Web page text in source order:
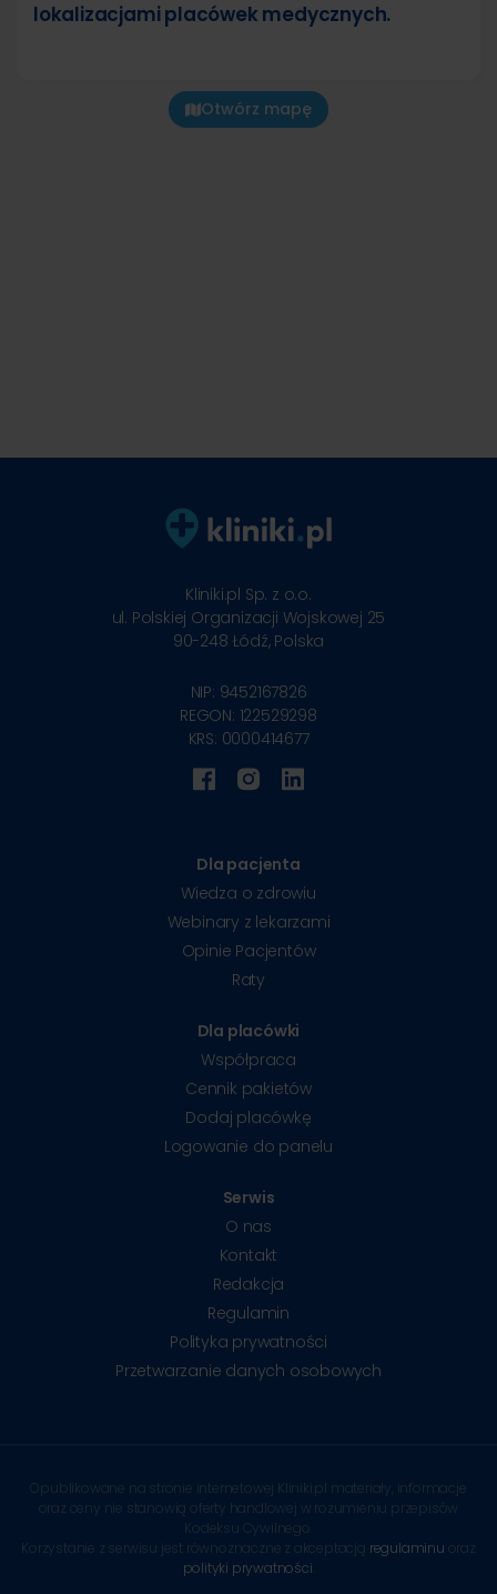
lokalizacjami placówek medycznych.
Otwórz mapę
Kliniki.pl Sp. z o.o.
ul. Polskiej Organizacji Wojskowej 25
90-248 Łódź, Polska
NIP: 9452167826
REGON: 122529298
KRS: 0000414677
Dla pacjenta
Wiedza o zdrowiu
Webinary z lekarzami
Opinie Pacjentów
Raty
Dla placówki
Współpraca
Cennik pakietów
Dodaj placówkę
Logowanie do panelu
Serwis
O nas
Kontakt
Redakcja
Regulamin
Polityka prywatności
Przetwarzanie danych osobowych
Opublikowane na stronie internetowej Kliniki.pl materiały, informacje
oraz ceny nie stanowią oferty handlowej w rozumieniu przepisów
Kodeksu Cywilnego.
Korzystanie z serwisu jest równoznaczne z akceptacją regulaminu oraz
polityki prywatności